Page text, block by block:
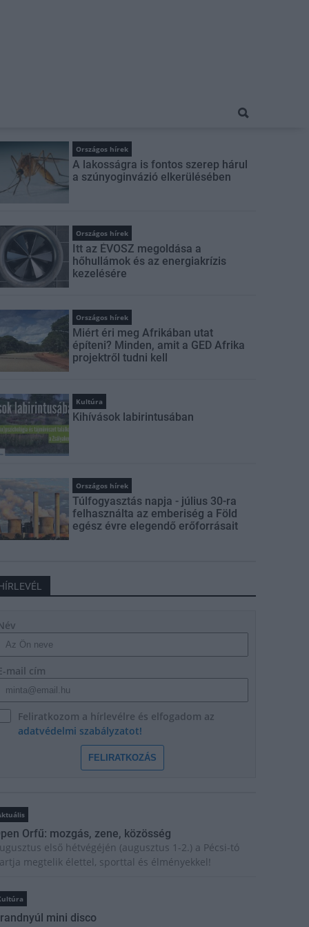
Országos hírek
A lakosságra is fontos szerep hárul
a szúnyoginvázió elkerülésében
Országos hírek
Itt az ÉVOSZ megoldása a
hőhullámok és az energiakrízis
kezelésére
Országos hírek
Miért éri meg Afrikában utat
építeni? Minden, amit a GED Afrika
projektről tudni kell
Kultúra
Kihívások labirintusában
Országos hírek
Túlfogyasztás napja - július 30-ra
felhasználta az emberiség a Föld
egész évre elegendő erőforrásait
mail cím
Feliratkozom a hírlevélre és elfogadom az
adatvédelmi szabályzatot!
FELIRATKOZÁS
Orfű: mozgás, zene, közösség
első hétvégéjén (augusztus 1-2.) a Pécsi-tó
megtelik élettel, sporttal és élményekkel!
mini disco